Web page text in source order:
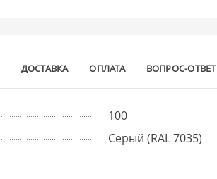
ДОСТАВКА ОПЛАТА ВОПРОС-ОТВЕТ
100
Cерый (RAL 7035)